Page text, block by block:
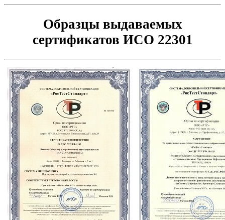
Образцы выдаваемых
сертификатов ИСО 22301